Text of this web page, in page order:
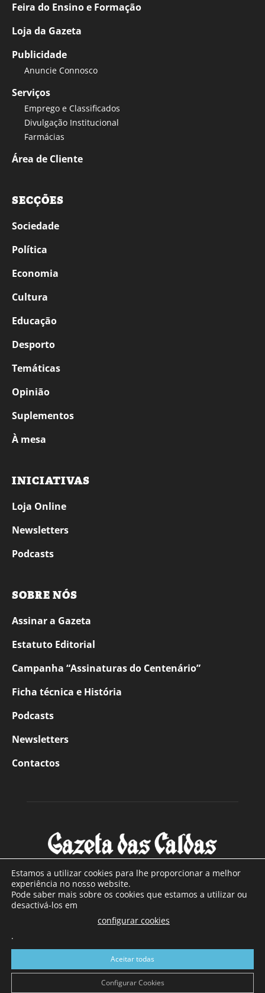
Feira do Ensino e Formação
Loja da Gazeta
Publicidade
Anuncie Connosco
Serviços
Emprego e Classificados
Divulgação Institucional
Farmácias
Área de Cliente
SECÇÕES
Sociedade
Política
Economia
Cultura
Educação
Desporto
Temáticas
Opinião
Suplementos
À mesa
INICIATIVAS
Loja Online
Newsletters
Podcasts
SOBRE NÓS
Assinar a Gazeta
Estatuto Editorial
Campanha “Assinaturas do Centenário”
Ficha técnica e História
Podcasts
Newsletters
Contactos
SOBRE NÓS
Com sede nas Caldas da Rainha e mais de 90 anos de
a sul de distrito de Leiria, com mais de 40.000 leitores por
toda a região Oeste. Jornal com distribuição em Portugal
Continental e assinatura online.
Estamos a utilizar cookies para lhe proporcionar a melhor
experiência no nosso website.
Pode saber mais sobre os cookies que estamos a utilizar ou
desactivá-los em
configurar cookies
.
Aceitar todas
Configurar Cookies